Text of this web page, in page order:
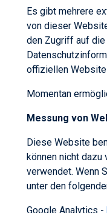
Es gibt mehrere
von dieser
den Zugriff auf
offiziellen
Momentan
Messung von
Diese Website
können nicht
verwendet. Wenn
unter den
Google Analytics -